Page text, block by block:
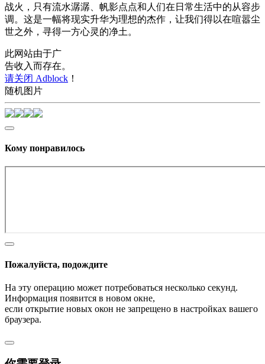
战火，只有流水潺潺、帆影点点和人们在日常生活中的从容步
调。这是一幅将现实升华为理想的杰作，让我们得以在喧嚣尘
世之外，寻得一方心灵的净土。
此网站由于广
告收入而存在。
请关闭 Adblock ！
随机图片
Кому понравилось
Пожалуйста, подождите
На эту операцию может потребоваться несколько секунд.
Информация появится в новом окне,
если открытие новых окон не запрещено в настройках вашего
браузера.